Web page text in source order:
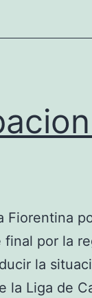
Fiorentina
por la
la
la Liga de